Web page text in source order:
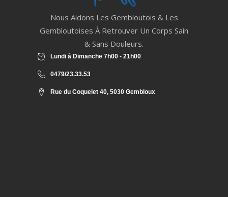
Nous Aidons Les Gembloutois & Les
Gembloutoises À Retrouver Un Corps Sain
& Sans Douleurs.
Lundi à Dimanche 7h00 - 21h00
0479/23.33.53
Rue du Coquelet 40, 5030 Gembloux